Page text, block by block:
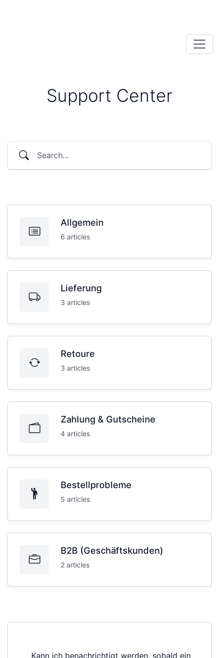
Support Center
Allgemein
6 articles
Lieferung
3 articles
Retoure
3 articles
Zahlung & Gutscheine
4 articles
Bestellprobleme
5 articles
B2B (Geschäftskunden)
2 articles
Kann ich benachrichtigt werden, sobald ein